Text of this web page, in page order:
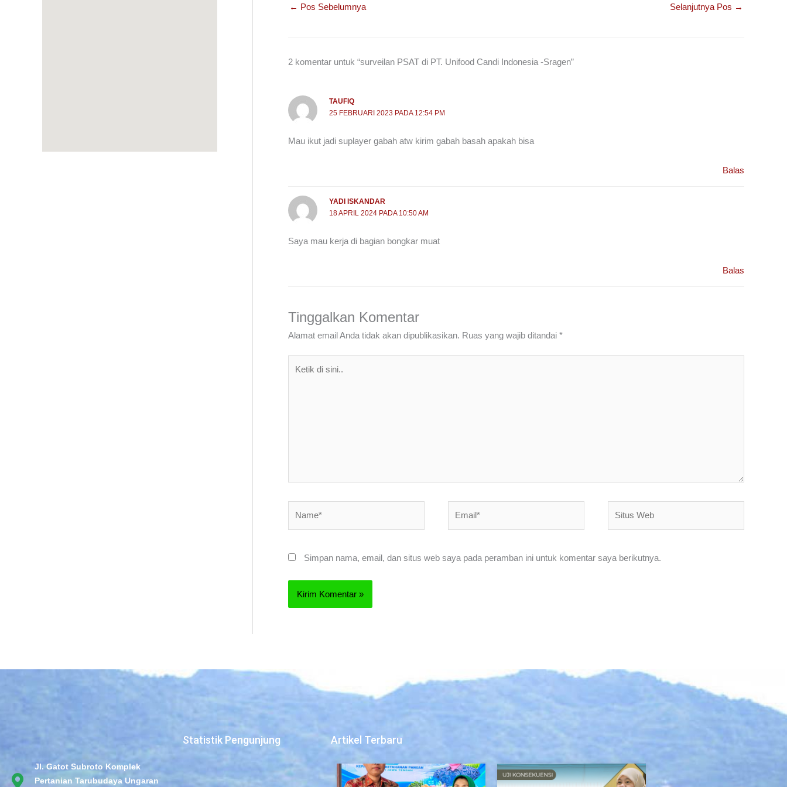
e
o
er e
p
← Pos Sebelumnya Selanjutnya Pos →
2 komentar untuk “surveilan PSAT di PT. Unifood Candi Indonesia -Sragen”
TAUFIQ
25 FEBRUARI 2023 PADA 12:54 PM
Mau ikut jadi suplayer gabah atw kirim gabah basah apakah bisa
Balas
YADI ISKANDAR
18 APRIL 2024 PADA 10:50 AM
Saya mau kerja di bagian bongkar muat
Balas
Tinggalkan Komentar
Alamat email Anda tidak akan dipublikasikan. Ruas yang wajib ditandai *
Web
Simpan nama, email, dan situs web saya pada peramban ini untuk komentar saya berikutnya.
Jl. Gatot Subroto Komplek
Pertanian Tarubudaya Ungaran
Statistik Pengunjung Artikel Terbaru